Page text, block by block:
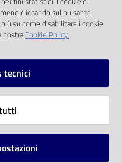
cliccando sul pulsante
su come disabilitare i cookie
nostraCookie Policy.
tecnici